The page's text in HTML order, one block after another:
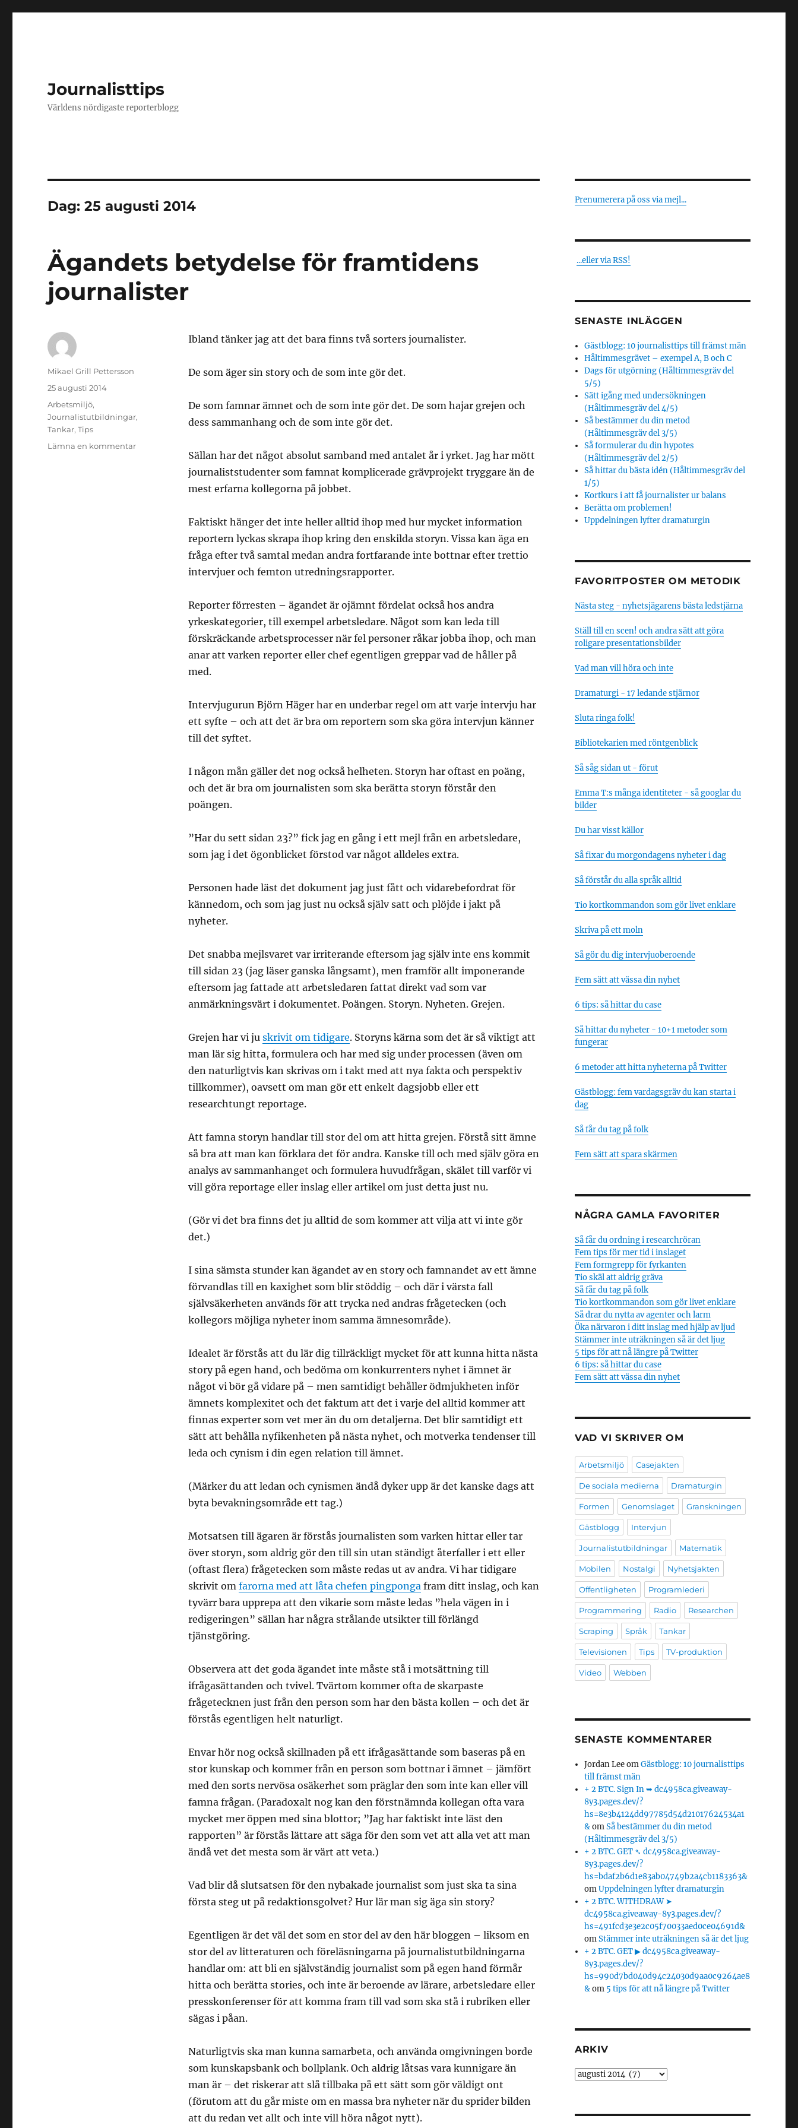
Journalisttips
Världens nördigaste reporterblogg
Dag:25 augusti 2014
Ägandets betydelse för framtidens
journalister
Ibland tänker jag att det bara finns två sorters journalister.
De som äger sin story och de som inte gör det.
De som famnar ämnet och de som inte gör det. De som hajar grejen och
dess sammanhang och de som inte gör det.
Sällan har det något absolut samband med antalet år i yrket. Jag har mött
journaliststudenter som famnat komplicerade grävprojekt tryggare än de
mest erfarna kollegorna på jobbet.
Faktiskt hänger det inte heller alltid ihop med hur mycket information
reportern lyckas skrapa ihop kring den enskilda storyn. Vissa kan äga en
fråga efter två samtal medan andra fortfarande inte bottnar efter trettio
intervjuer och femton utredningsrapporter.
Reporter förresten – ägandet är ojämnt fördelat också hos andra
yrkeskategorier, till exempel arbetsledare. Något som kan leda till
förskräckande arbetsprocesser när fel personer råkar jobba ihop, och man
anar att varken reporter eller chef egentligen greppar vad de håller på
med.
Intervjugurun Björn Häger har en underbar regel om att varje intervju har
ett syfte – och att det är bra om reportern som ska göra intervjun känner
till det syftet.
I någon mån gäller det nog också helheten. Storyn har oftast en poäng,
och det är bra om journalisten som ska berätta storyn förstår den
poängen.
”Har du sett sidan 23?” fick jag en gång i ett mejl från en arbetsledare,
som jag i det ögonblicket förstod var något alldeles extra.
Personen hade läst det dokument jag just fått och vidarebefordrat för
kännedom, och som jag just nu också själv satt och plöjde i jakt på
nyheter.
Det snabba mejlsvaret var irriterande eftersom jag själv inte ens kommit
till sidan 23 (jag läser ganska långsamt), men framför allt imponerande
eftersom jag fattade att arbetsledaren fattat direkt vad som var
anmärkningsvärt i dokumentet. Poängen. Storyn. Nyheten. Grejen.
Grejen har vi ju skrivit om tidigare. Storyns kärna som det är så viktigt att
man lär sig hitta, formulera och har med sig under processen (även om
den naturligtvis kan skrivas om i takt med att nya fakta och perspektiv
tillkommer), oavsett om man gör ett enkelt dagsjobb eller ett
researchtungt reportage.
Att famna storyn handlar till stor del om att hitta grejen. Förstå sitt ämne
så bra att man kan förklara det för andra. Kanske till och med själv göra en
analys av sammanhanget och formulera huvudfrågan, skälet till varför vi
vill göra reportage eller inslag eller artikel om just detta just nu.
(Gör vi det bra finns det ju alltid de som kommer att vilja att vi inte gör
det.)
I sina sämsta stunder kan ägandet av en story och famnandet av ett ämne
förvandlas till en kaxighet som blir stöddig – och där i värsta fall
självsäkerheten används för att trycka ned andras frågetecken (och
kollegors möjliga nyheter inom samma ämnesområde).
Idealet är förstås att du lär dig tillräckligt mycket för att kunna hitta nästa
story på egen hand, och bedöma om konkurrenters nyhet i ämnet är
något vi bör gå vidare på – men samtidigt behåller ödmjukheten inför
ämnets komplexitet och det faktum att det i varje del alltid kommer att
finnas experter som vet mer än du om detaljerna. Det blir samtidigt ett
sätt att behålla nyfikenheten på nästa nyhet, och motverka tendenser till
leda och cynism i din egen relation till ämnet.
(Märker du att ledan och cynismen ändå dyker upp är det kanske dags att
byta bevakningsområde ett tag.)
Motsatsen till ägaren är förstås journalisten som varken hittar eller tar
över storyn, som aldrig gör den till sin utan ständigt återfaller i ett eller
(oftast flera) frågetecken som måste redas ut av andra. Vi har tidigare
skrivit om farorna med att låta chefen pingpongafram ditt inslag, och kan
tyvärr bara upprepa att den vikarie som måste ledas ”hela vägen in i
redigeringen” sällan har några strålande utsikter till förlängd
tjänstgöring.
Observera att det goda ägandet inte måste stå i motsättning till
ifrågasättanden och tvivel. Tvärtom kommer ofta de skarpaste
frågetecknen just från den person som har den bästa kollen – och det är
förstås egentligen helt naturligt.
Envar hör nog också skillnaden på ett ifrågasättande som baseras på en
stor kunskap och kommer från en person som bottnar i ämnet – jämfört
med den sorts nervösa osäkerhet som präglar den som inte kan eller vill
famna frågan. (Paradoxalt nog kan den förstnämnda kollegan ofta vara
mycket mer öppen med sina blottor; ”Jag har faktiskt inte läst den
rapporten” är förstås lättare att säga för den som vet att alla vet att man
ändå vet det mesta som är värt att veta.)
Vad blir då slutsatsen för den nybakade journalist som just ska ta sina
första steg ut på redaktionsgolvet? Hur lär man sig äga sin story?
Egentligen är det väl det som en stor del av den här bloggen – liksom en
stor del av litteraturen och föreläsningarna på journalistutbildningarna
handlar om: att bli en självständig journalist som på egen hand förmår
hitta och berätta stories, och inte är beroende av lärare, arbetsledare eller
presskonferenser för att komma fram till vad som ska stå i rubriken eller
sägas i påan.
Naturligtvis ska man kunna samarbeta, och använda omgivningen borde
som kunskapsbank och bollplank. Och aldrig låtsas vara kunnigare än
man är – det riskerar att slå tillbaka på ett sätt som gör väldigt ont
(förutom att du går miste om en massa bra nyheter när du sprider bilden
att du redan vet allt och inte vill höra något nytt).
Författare
Mikael Grill Pettersson
Publicerat
den
25 augusti 2014
Kategorier
Arbetsmiljö,
Journalistutbildningar,
Tankar,Tips
Lämna en kommentartill
Prenumerera på oss via mejl...
...eller via RSS!
SENASTE INLÄGGEN
Gästblogg: 10 journalisttips till främst män
Håltimmesgrävet – exempel A, B och C
Dags för utgörning (Håltimmesgräv del
5/5)
Sätt igång med undersökningen
(Håltimmesgräv del 4/5)
Så bestämmer du din metod
(Håltimmesgräv del 3/5)
Så formulerar du din hypotes
(Håltimmesgräv del 2/5)
Så hittar du bästa idén (Håltimmesgräv del
1/5)
Kortkurs i att få journalister ur balans
Berätta om problemen!
Uppdelningen lyfter dramaturgin
FAVORITPOSTER OM METODIK
Nästa steg - nyhetsjägarens bästa ledstjärna
Ställ till en scen! och andra sätt att göra
roligare presentationsbilder
Vad man vill höra och inte
Dramaturgi - 17 ledande stjärnor
Sluta ringa folk!
Bibliotekarien med röntgenblick
Så såg sidan ut - förut
Emma T:s många identiteter - så googlar du
bilder
Du har visst källor
Så fixar du morgondagens nyheter i dag
Så förstår du alla språk alltid
Tio kortkommandon som gör livet enklare
Skriva på ett moln
Så gör du dig intervjuoberoende
Fem sätt att vässa din nyhet
6 tips: så hittar du case
Så hittar du nyheter - 10+1 metoder som
fungerar
6 metoder att hitta nyheterna på Twitter
Gästblogg: fem vardagsgräv du kan starta i
dag
Så får du tag på folk
Fem sätt att spara skärmen
NÅGRA GAMLA FAVORITER
Så får du ordning i researchröran
Fem tips för mer tid i inslaget
Fem formgrepp för fyrkanten
Tio skäl att aldrig gräva
Så får du tag på folk
Tio kortkommandon som gör livet enklare
Så drar du nytta av agenter och larm
Öka närvaron i ditt inslag med hjälp av ljud
Stämmer inte uträkningen så är det ljug
5 tips för att nå längre på Twitter
6 tips: så hittar du case
Fem sätt att vässa din nyhet
VAD VI SKRIVER OM
Arbetsmiljö Casejakten
De sociala medierna Dramaturgin
Formen Genomslaget Granskningen
Gästblogg Intervjun
Journalistutbildningar Matematik
Mobilen Nostalgi Nyhetsjakten
Offentligheten Programlederi
Programmering Radio Researchen
Scraping Språk Tankar
Televisionen Tips TV-produktion
Video Webben
SENASTE KOMMENTARER
Jordan LeeomGästblogg: 10 journalisttips
till främst män
+ 2 BTC. Sign In ➥ dc4958ca.giveaway-
8y3.pages.dev/?
hs=8e3b4124dd97785d54d21017624534a1
&omSå bestämmer du din metod
(Håltimmesgräv del 3/5)
+ 2 BTC. GET ➴ dc4958ca.giveaway-
8y3.pages.dev/?
hs=bdaf2b6d1e83ab04749b2a4cb1183363&
omUppdelningen lyfter dramaturgin
+ 2 BTC. WITHDRAW ➤
dc4958ca.giveaway-8y3.pages.dev/?
hs=491fcd3e3e2c05f70033aed0ce04691d&
omStämmer inte uträkningen så är det ljug
+ 2 BTC. GET ▶ dc4958ca.giveaway-
8y3.pages.dev/?
hs=990d7bd040d94c24030d9aa0c9264ae8
&om 5 tips för att nå längre på Twitter
ARKIV
Arkiv